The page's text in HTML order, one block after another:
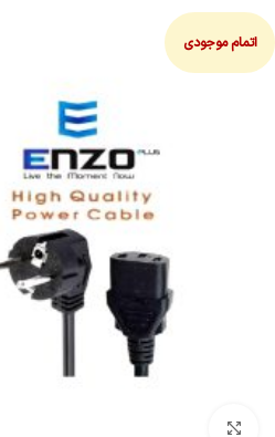
اتمام موجودی